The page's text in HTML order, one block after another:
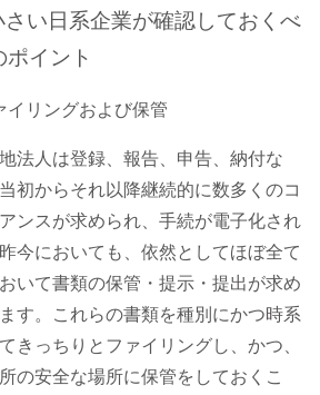
い日系企業が確認しておくべ
イント
イリングおよび保管
法人は登録、報告、申告、納付な
初からそれ以降継続的に数多くのコ
ンスが求められ、手続が電子化され
今においても、依然としてほぼ全て
いて書類の保管・提示・提出が求め
す。これらの書類を種別にかつ時系
きっちりとファイリングし、かつ、
の安全な場所に保管をしておくこ